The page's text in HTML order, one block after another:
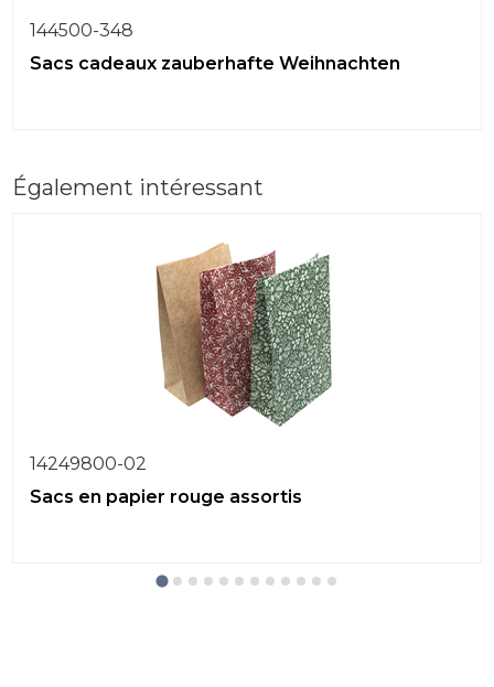
144500-348
Sacs cadeaux zauberhafte Weihnachten
Également intéressant
14249800-02
Sacs en papier rouge assortis